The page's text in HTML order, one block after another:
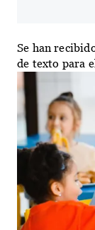
Se han
de texto para